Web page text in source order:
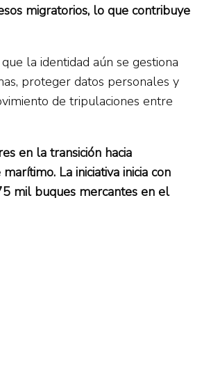
migratorios, lo que contribuye
la identidad aún se gestiona
proteger datos personales y
de tripulaciones entre
en la transición hacia
La iniciativa inicia con
mil buques mercantes en el